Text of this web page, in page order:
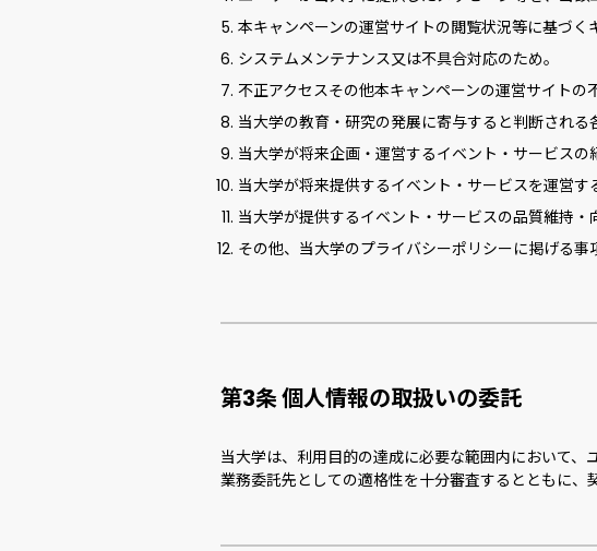
本キャンペーンの運営サイトの閲覧状況等に基づく
システムメンテナンス又は不具合対応のため。
不正アクセスその他本キャンペーンの運営サイトの
当大学の教育・研究の発展に寄与すると判断される
当大学が将来企画・運営するイベント・サービスの
当大学が将来提供するイベント・サービスを運営す
当大学が提供するイベント・サービスの品質維持・
その他、当大学のプライバシーポリシーに掲げる事
第3条 個人情報の取扱いの委託
当大学は、利用目的の達成に必要な範囲内において、
業務委託先としての適格性を十分審査するとともに、